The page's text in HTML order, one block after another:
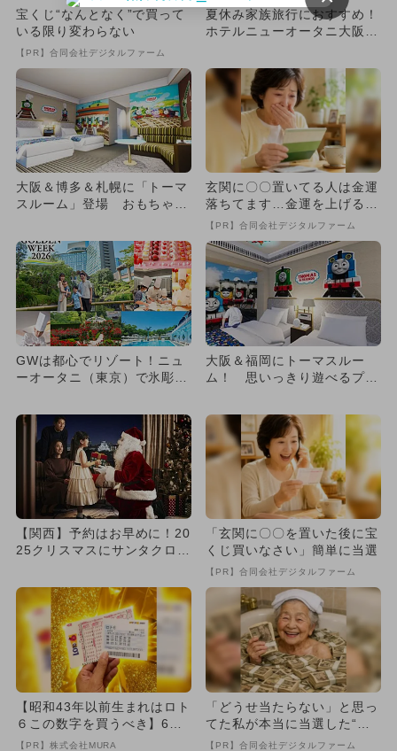
宝くじ“なんとなく”で買って
いる限り変わらない
【PR】合同会社デジタルファーム
夏休み家族旅行におすすめ！
ホテルニューオータニ大阪で
大阪＆博多＆札幌に「トーマ
スルーム」登場 おもちゃも
玄関に〇〇置いてる人は金運
落ちてます…金運を上げる方
法とは
【PR】合同会社デジタルファーム
GWは都心でリゾート！ニュ
ーオータニ（東京）で氷彫
大阪＆福岡にトーマスルー
ム！ 思いっきり遊べるプレ
【関西】予約はお早めに！20
25クリスマスにサンタクロー
「玄関に〇〇を置いた後に宝
くじ買いなさい」簡単に当選
【PR】合同会社デジタルファーム
【昭和43年以前生まれはロト
６この数字を買うべき】6つ
の数字が「完全一致」する
【PR】株式会社MURA
「どうせ当たらない」と思っ
てた私が本当に当選した“買
い方”がこれ
【PR】合同会社デジタルファーム